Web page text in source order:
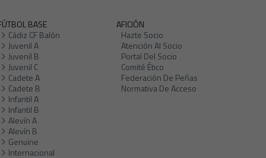
BASE
Cádiz CF Balón
Juvenil A
Juvenil B
Juvenil C
Cadete A
Cadete B
Infantil A
Infantil B
Alevín A
Alevín B
Genuine
Internacional
AFICIÓN
Hazte Socio
Atención Al Socio
Portal Del Socio
Comité Ético
Federación De Peñas
Normativa De Acceso